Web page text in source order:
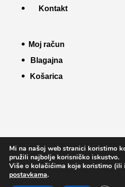
Kontakt
Moj račun
Blagajna
Košarica
Pravila privatnosti
Mi na našoj web stranici koristimo
pružili najbolje korisničko iskustvo.
Više o kolačićima koje koristimo
postavkama.